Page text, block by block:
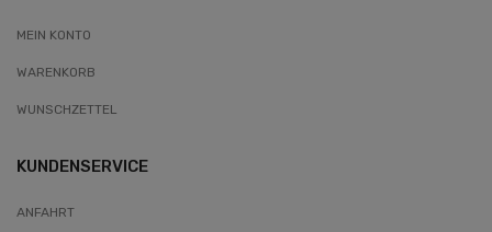
MEIN KONTO
WARENKORB
WUNSCHZETTEL
KUNDENSERVICE
ANFAHRT